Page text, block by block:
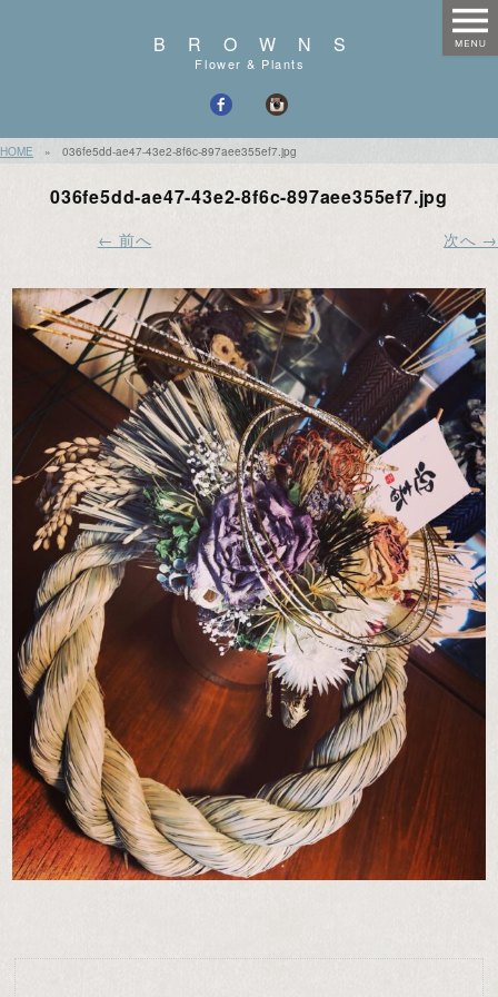
BROWNS
Flower & Plants
HOME » 036fe5dd-ae47-43e2-8f6c-897aee355ef7.jpg
036fe5dd-ae47-43e2-8f6c-897aee355ef7.jpg
← 前へ 次へ →